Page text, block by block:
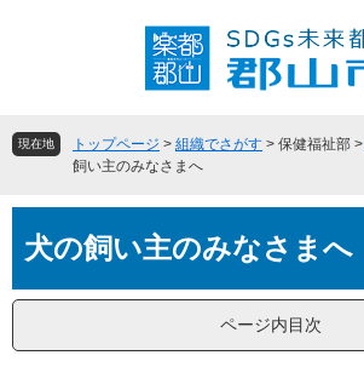
頭
飛
へ
現在地 トップページ > 組織でさがす > 保健福祉部 >
飼い主のみなさまへ
文犬の飼い主のみなさまへ
ページ内目次